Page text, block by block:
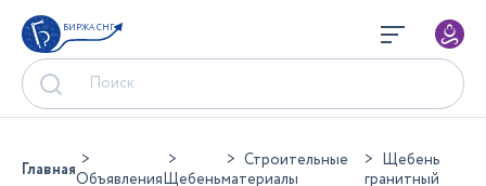
БИРЖА СНГ
ГлавнаяОбъявленияЩебень
Строительные
материалы
Щебень
гранитный